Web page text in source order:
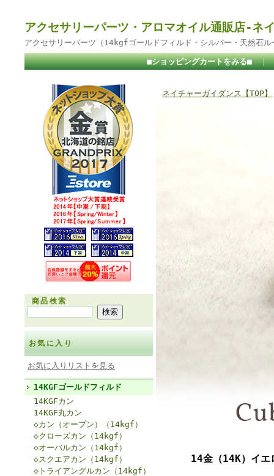
アクセサリーパーツ・アロマオイル通販店-ネ
アクセサリーパーツ（14kgfゴールドフィルド・シルバー・天然石
■ショッピングカートをみる■ ｜
商品検索
お気に入り
お気に入りリストを見る
14KGFゴールドフィルド
14KGFカン
14KGF丸カン
◇カン（オープン）（14kgf）
◇クローズカン（14kgf）
◇オーバルカン（14kgf）
◇スクエアカン（14kgf）
◇トライアングルカン（14kgf）
ネイチャーガイダンス【TOP】
14金（14K）イエ